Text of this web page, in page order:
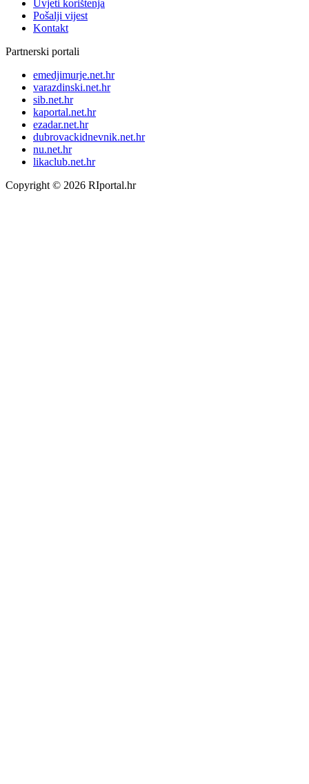
Uvjeti korištenja
Pošalji vijest
Kontakt
Partnerski portali
emedjimurje.net.hr
varazdinski.net.hr
sib.net.hr
kaportal.net.hr
ezadar.net.hr
dubrovackidnevnik.net.hr
nu.net.hr
likaclub.net.hr
Copyright © 2026 RIportal.hr